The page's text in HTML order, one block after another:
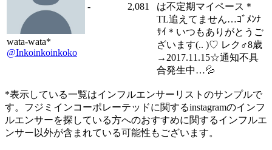
wata-wata*
@Inkoinkoinkoko
- 2,081
は不定期マイペース＊
TL追えてません…ｺﾞﾒﾝﾅ
ｻｲ＊いつもありがとうご
ざいます(.. )♡ レク♂8歳
→2017.11.15☆通知不具
合発生中…💦
*表示している一覧はインフルエンサーリストのサンプルで
す。フジミインコーポレーテッドに関するinstagramのインフ
ルエンサーを探している方へのおすすめに関するインフルエ
ンサー以外が含まれている可能性もございます。